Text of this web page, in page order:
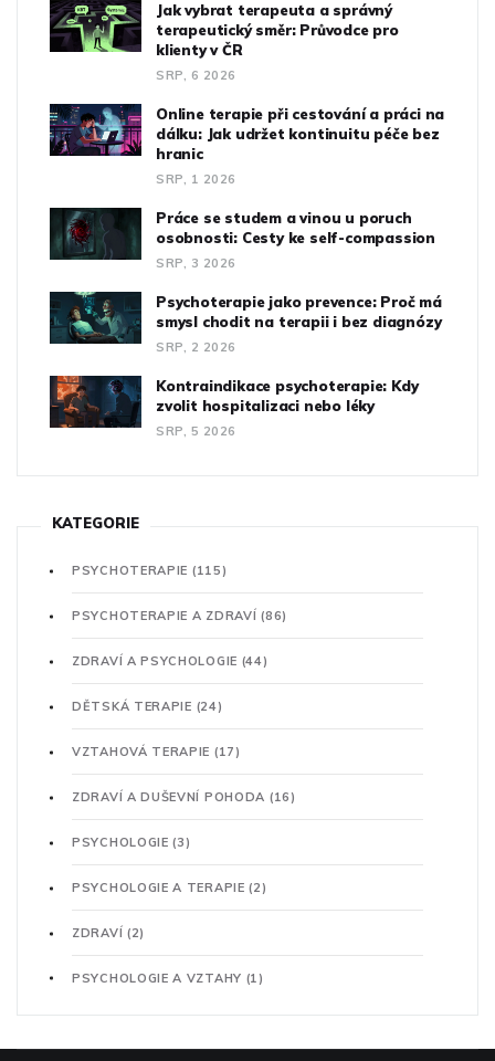
Jak vybrat terapeuta a správný
terapeutický směr: Průvodce pro
klienty v ČR
SRP, 6 2026
Online terapie při cestování a práci na
dálku: Jak udržet kontinuitu péče bez
hranic
SRP, 1 2026
Práce se studem a vinou u poruch
osobnosti: Cesty ke self-compassion
SRP, 3 2026
Psychoterapie jako prevence: Proč má
smysl chodit na terapii i bez diagnózy
SRP, 2 2026
Kontraindikace psychoterapie: Kdy
zvolit hospitalizaci nebo léky
SRP, 5 2026
KATEGORIE
PSYCHOTERAPIE (115)
PSYCHOTERAPIE A ZDRAVÍ(86)
ZDRAVÍ A PSYCHOLOGIE (44)
DĚTSKÁ TERAPIE (24)
VZTAHOVÁ TERAPIE (17)
ZDRAVÍ A DUŠEVNÍ POHODA (16)
PSYCHOLOGIE(3)
PSYCHOLOGIE A TERAPIE(2)
ZDRAVÍ (2)
PSYCHOLOGIE A VZTAHY (1)